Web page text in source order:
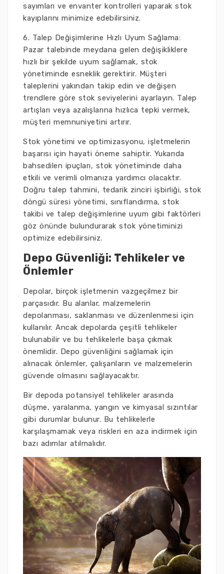
sayımları ve envanter kontrolleri yaparak stok
kayıplarını minimize edebilirsiniz.
6. Talep Değişimlerine Hızlı Uyum Sağlama:
Pazar talebinde meydana gelen değişikliklere
hızlı bir şekilde uyum sağlamak, stok
yönetiminde esneklik gerektirir. Müşteri
taleplerini yakından takip edin ve değişen
trendlere göre stok seviyelerini ayarlayın. Talep
artışları veya azalışlarına hızlıca tepki vermek,
müşteri memnuniyetini artırır.
Stok yönetimi ve optimizasyonu, işletmelerin
başarısı için hayati öneme sahiptir. Yukarıda
bahsedilen ipuçları, stok yönetiminde daha
etkili ve verimli olmanıza yardımcı olacaktır.
Doğru talep tahmini, tedarik zinciri işbirliği, stok
döngü süresi yönetimi, sınıflandırma, stok
takibi ve talep değişimlerine uyum gibi faktörleri
göz önünde bulundurarak stok yönetiminizi
optimize edebilirsiniz.
Depo Güvenliği: Tehlikeler ve
Önlemler
Depolar, birçok işletmenin vazgeçilmez bir
parçasıdır. Bu alanlar, malzemelerin
depolanması, saklanması ve düzenlenmesi için
kullanılır. Ancak depolarda çeşitli tehlikeler
bulunabilir ve bu tehlikelerle başa çıkmak
önemlidir. Depo güvenliğini sağlamak için
alınacak önlemler, çalışanların ve malzemelerin
güvende olmasını sağlayacaktır.
Bir depoda potansiyel tehlikeler arasında
düşme, yaralanma, yangın ve kimyasal sızıntılar
gibi durumlar bulunur. Bu tehlikelerle
karşılaşmamak veya riskleri en aza indirmek için
bazı adımlar atılmalıdır.